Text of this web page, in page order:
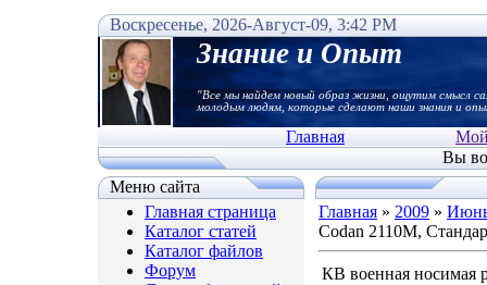
Воскресенье, 2026-Август-09, 3:42 PM
Знание и Опыт
"Все мы найдем новый образ жизни, ощутим смысл
молодым людям, которые сделают наши знания и
Главная
Вы
Меню сайта
Главная страница
Каталог статей
Каталог файлов
Форум
Главная » 2009 »
Codan 2110M,
КВ военная носимая